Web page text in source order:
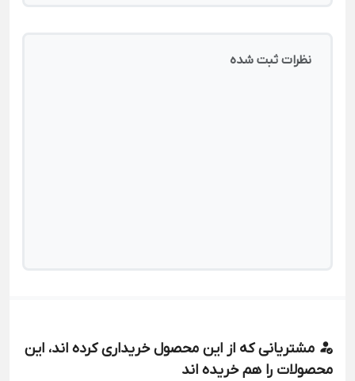
نظرات ثبت شده
مشتریانی که از این محصول خریداری کرده اند، این
محصولات را هم خریده اند